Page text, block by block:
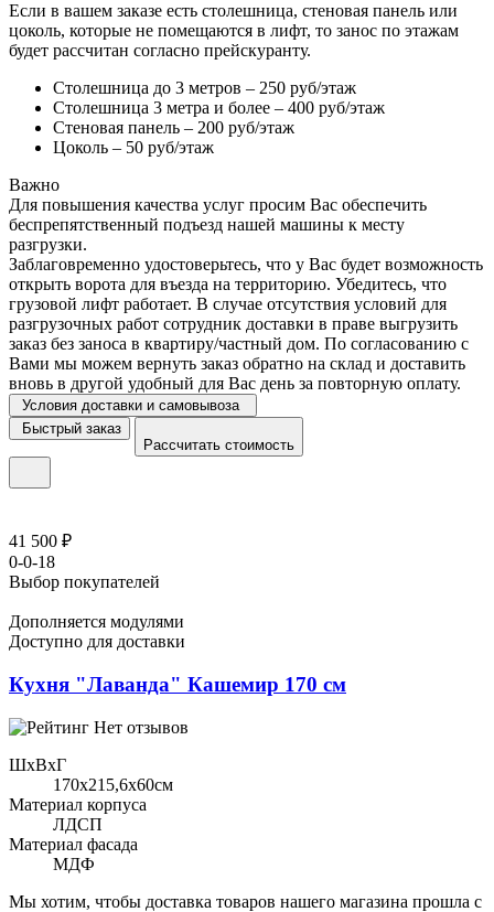
Если в вашем заказе есть столешница, стеновая панель или
цоколь, которые не помещаются в лифт, то занос по этажам
будет рассчитан согласно прейскуранту.
Столешница до 3 метров – 250 руб/этаж
Столешница 3 метра и более – 400 руб/этаж
Стеновая панель – 200 руб/этаж
Цоколь – 50 руб/этаж
Важно
Для повышения качества услуг просим Вас обеспечить
беспрепятственный подъезд нашей машины к месту
разгрузки.
Заблаговременно удостоверьтесь, что у Вас будет возможность
открыть ворота для въезда на территорию. Убедитесь, что
грузовой лифт работает. В случае отсутствия условий для
разгрузочных работ сотрудник доставки в праве выгрузить
заказ без заноса в квартиру/частный дом. По согласованию с
Вами мы можем вернуть заказ обратно на склад и доставить
вновь в другой удобный для Вас день за повторную оплату.
Условия доставки и самовывоза
Быстрый заказ
Рассчитать стоимость
41 500 ₽
0-0-18
Выбор покупателей
Дополняется модулями
Доступно для доставки
Кухня "Лаванда" Кашемир 170 см
Нет отзывов
ШхВхГ
170x215,6х60см
Материал корпуса
ЛДСП
Материал фасада
МДФ
Мы хотим, чтобы доставка товаров нашего магазина прошла с